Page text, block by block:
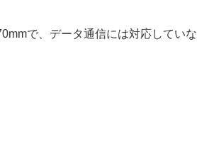
で、データ通信には対応していな